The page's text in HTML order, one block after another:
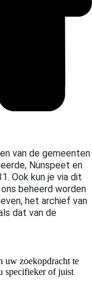
van de gemeenten
Nunspeet en
Ook kun je via dit
beheerd worden
het archief van
dat van de
uw zoekopdracht te
specifieker of juist